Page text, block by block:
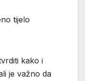
tijelo
kako i
je važno da